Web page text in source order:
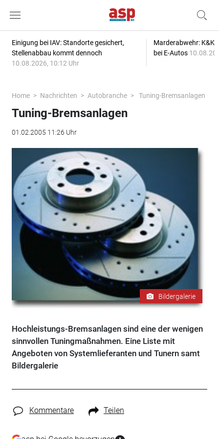
Einigung bei IAV: Standorte gesichert,
Stellenabbau kommt dennoch
10.08.2026, 10:12 Uhr
Marderabwehr: K&K
bei E-Autos
Home Nachrichten Autobranche Tuning-Bremsanlagen
Tuning-Bremsanlagen
01.02.2005 11:26 Uhr
Bildergalerie
Hochleistungs-Bremsanlagen sind eine der wenigen
sinnvollen Tuningmaßnahmen. Eine Liste mit
Angeboten von Systemlieferanten und Tunern samt
Bildergalerie
Kommentare Teilen